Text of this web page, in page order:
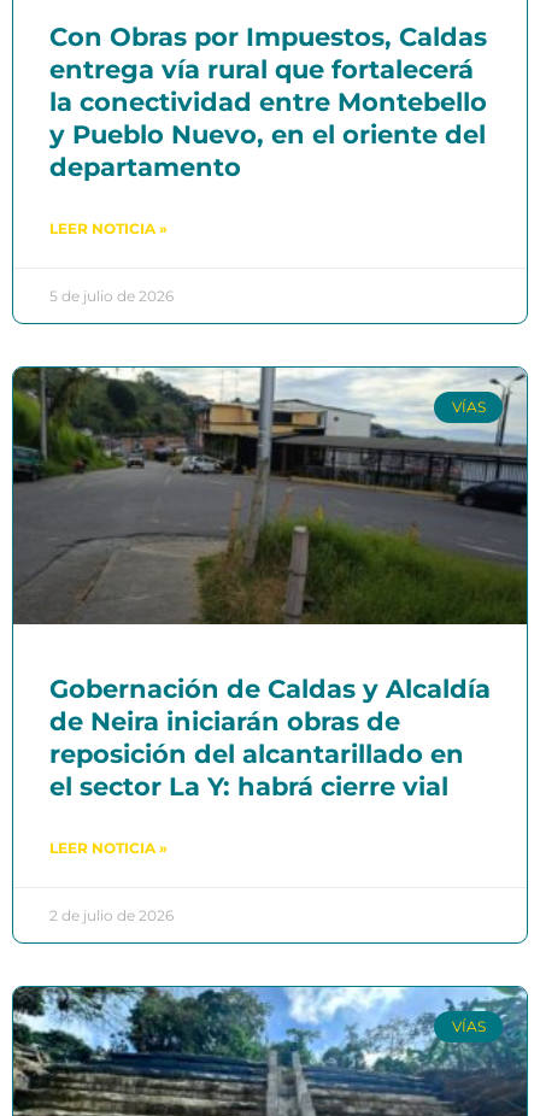
Con Obras por Impuestos, Caldas
entrega vía rural que fortalecerá
la conectividad entre Montebello
y Pueblo Nuevo, en el oriente del
departamento
LEER NOTICIA »
5 de julio de 2026
VÍAS
Gobernación de Caldas y Alcaldía
de Neira iniciarán obras de
reposición del alcantarillado en
el sector La Y: habrá cierre vial
LEER NOTICIA »
2 de julio de 2026
VÍAS